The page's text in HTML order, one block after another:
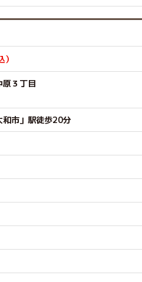
原３丁目
和市」駅徒歩20分